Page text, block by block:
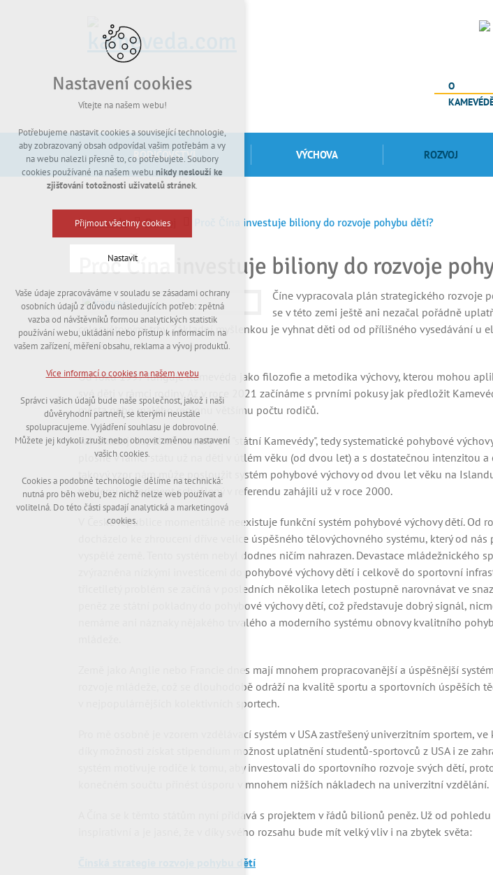
O
RODIČOVSTVÍ VÝCHOVA ROZVOJ
Kamevéda Rozvoj Proč Čína investuje biliony do rozvoje pohybu dětí?
Proč Čína investuje biliony do rozvoje
Číne vypracovala plán strategického rozvoje
se v této zemi ještě ani nezačal pořádně
celosvětovými trhy. Základní myšlenkou je vyhnat děti od od přílišného vysedávání u
hřiště.
Od roku 1997 funguje Kamevéda jako filozofie a metodika výchovy, kterou mohou
své děti v rámci rodiny. Až v roce 2021 začínáme s prvními pokusy jak předložit
města nebo malého regionu většímu počtu rodičů.
Pak existují úspěšné modely tzv. "státní Kamevédy", tedy systematické pohybové
plošně v rámci státu už na děti v útlém věku (od dvou let) a s dostatečnou intenzitou a
takový vzor nám může posloužit systém pohybové výchovy od dvou let věku na
moderní experiment schválený v referendu zahájili už v roce 2000.
V České republice momentálně neexistuje funkční systém pohybové výchovy dětí. Od
docházelo ke zhroucení dříve velice úspěšného tělovýchovného systému, který od
vyspělé země. Tento systém nebyl dodnes ničím nahrazen. Devastace mládežnického
zvýrazněna nízkými investicemi do pohybové výchovy dětí i celkově do sportovní
třicetiletý problém se začíná v posledních několika letech postupně narovnávat ve
peněz ze státní pokladny do pohybové výchovy dětí, což představuje dobrý signál,
nemáme ani náznaky nějakého trvalého a moderního systému obnovy kvalitního
Země jako Anglie nebo Francie dnes mají mnohem propracovanější a úspěšnější
rozvoje mládeže, což se dlouhodobě odráží na kvalitě sportu a sportovních úspěších
v nejpopulárnějších kolektivních sportech.
Pro mě osobně je vzorem vzdělávací systém v USA zastřešený univerzitním sportem,
díky možnosti získat stipendium možnost uplatnění studentů-sportovců z USA i ze
systém motivuje rodiče k tomu, aby investovali do sportovního rozvoje svých dětí,
konečném součtu přinést úsporu v mnohem nižších nákladech na univerzitní vzdělání.
A Čína se k těmto státům nyní přidává s projektem v řádů bilionů peněz. Už od
inspirativní a je jasné, že v díky svého rozsahu bude mít velký vliv i na zbytek světa:
Čínská strategie rozvoje pohybu dětí
Nastavení cookies
Vítejte na našem webu!
Potřebujeme nastavit cookies a související technologie,
aby zobrazovaný obsah odpovídal vašim potřebám a vy
na webu nalezli přesně to, co potřebujete. Soubory
cookies používané na našem webu nikdy neslouží ke
zjišťování totožnosti uživatelů stránek.
Přijmout všechny cookies
Nastavit
Technická cookies
nutná pro provozování webu
udržení kontextu stránek (session): případná
přihlášení, volby jazyka, apod.
Volitelná cookies
analytická pro anonymizované vyhodnocení
návštěvnosti
marketingová cookies (Google,Hotjar)
Více informací o cookies na našem webu
Přijmout všechny cookies
Odmítnout vše
Vaše údaje zpracováváme v souladu se zásadami ochrany
osobních údajů z důvodu následujících potřeb: zpětná
vazba od návštěvníků formou analytických statistik
používání webu, ukládání nebo přístup k informacím na
vašem zařízení, měření obsahu, reklama a vývoj produktů.
Více informací o cookies na našem webu
Správci vašich údajů bude naše společnost, jakož i naši
důvěryhodní partneři, se kterými neustále
spolupracujeme. Vyjádření souhlasu je dobrovolné.
Můžete jej kdykoli zrušit nebo obnovit změnou nastavení
vašich cookies.
Cookies a podobné technologie dělíme na technická:
nutná pro běh webu, bez nichž nelze web používat a
volitelná. Do této části spadají analytická a marketingová
cookies.